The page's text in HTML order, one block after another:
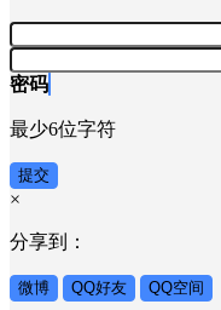
密码
最少6位字符
提交
×
分享到：
微博 QQ好友 QQ空间